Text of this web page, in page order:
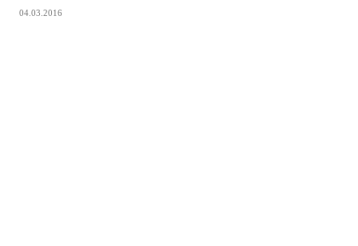
04.03.2016